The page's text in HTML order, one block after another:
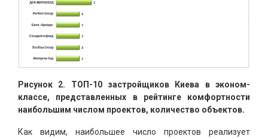
Рисунок 2. ТОП-10 застройщиков Киева в эконом-
классе, представленных в рейтинге комфортности
наибольшим числом проектов, количество объектов.
Как видим, наибольшее число проектов реализует